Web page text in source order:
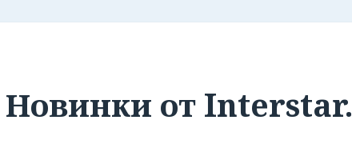
Новинки от Interstar.